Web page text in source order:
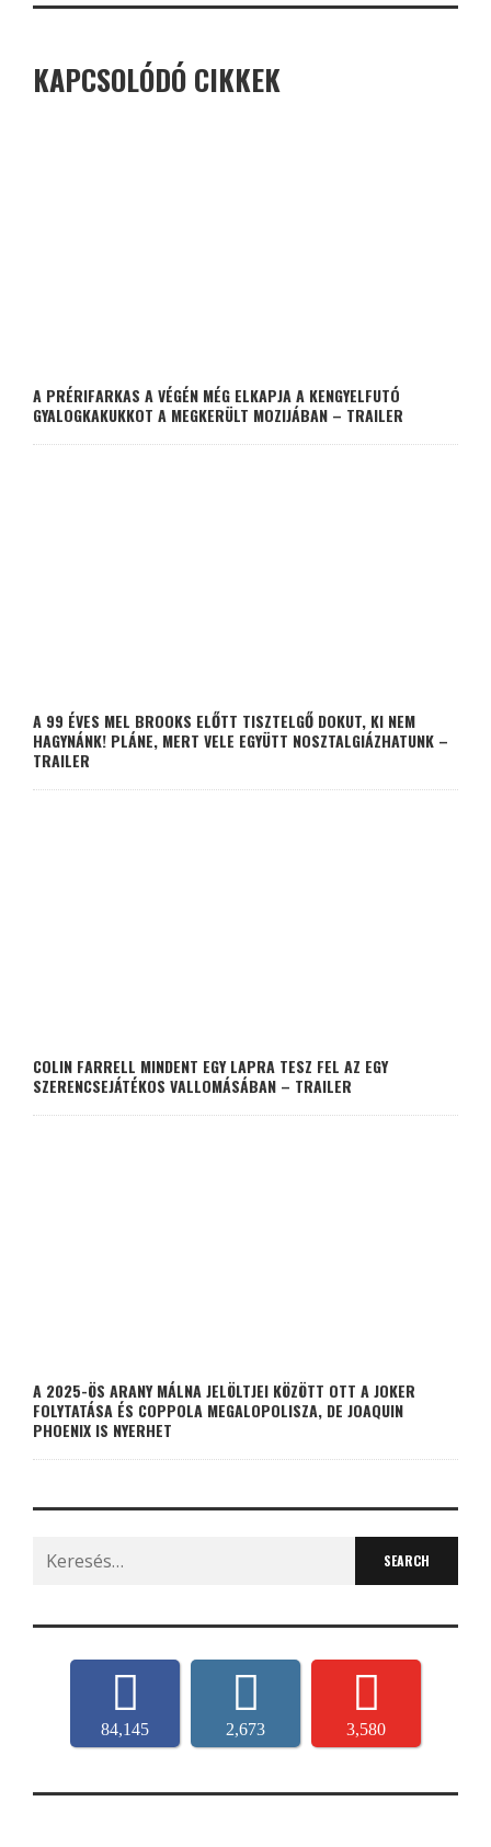
KAPCSOLÓDÓ CIKKEK
A PRÉRIFARKAS A VÉGÉN MÉG ELKAPJA A KENGYELFUTÓ
GYALOGKAKUKKOT A MEGKERÜLT MOZIJÁBAN – TRAILER
A 99 ÉVES MEL BROOKS ELŐTT TISZTELGŐ DOKUT, KI NEM
HAGYNÁNK! PLÁNE, MERT VELE EGYÜTT NOSZTALGIÁZHATUNK –
TRAILER
COLIN FARRELL MINDENT EGY LAPRA TESZ FEL AZ EGY
SZERENCSEJÁTÉKOS VALLOMÁSÁBAN – TRAILER
A 2025-ÖS ARANY MÁLNA JELÖLTJEI KÖZÖTT OTT A JOKER
FOLYTATÁSA ÉS COPPOLA MEGALOPOLISZA, DE JOAQUIN
PHOENIX IS NYERHET
Search
for:
84,145 2,673 3,580